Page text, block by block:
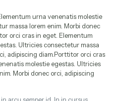
urna venenatis molestie
massa lorem enim. Morbi donec
orci cras in eget. Elementum
Ultricies consectetur massa
adipiscing diam.Porttitor orci cras
molestie egestas. Ultricies
Morbi donec orci, adipiscing
arcu semper id. In in cursus